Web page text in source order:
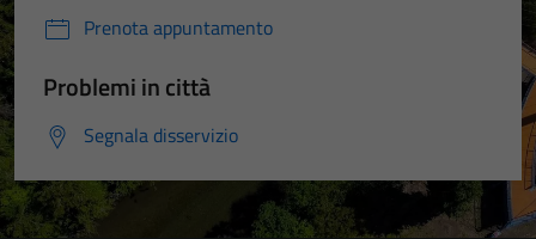
Prenota appuntamento
Problemi in città
Segnala disservizio